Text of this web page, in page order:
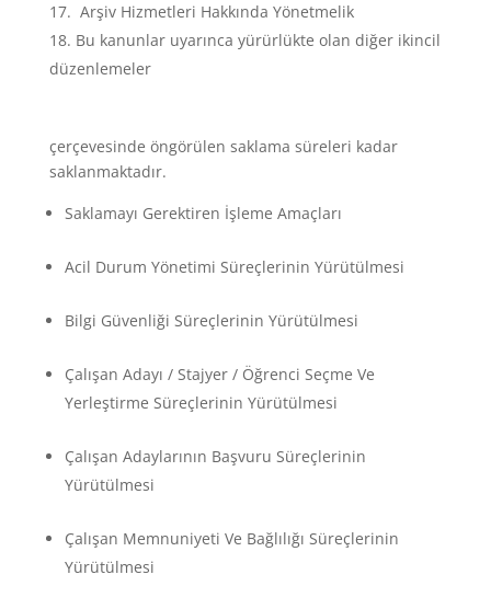
Arşiv Hizmetleri Hakkında Yönetmelik
Bu kanunlar uyarınca yürürlükte olan diğer ikincil
düzenlemeler
çerçevesinde öngörülen saklama süreleri kadar
saklanmaktadır.
Saklamayı Gerektiren İşleme Amaçları
Acil Durum Yönetimi Süreçlerinin Yürütülmesi
Bilgi Güvenliği Süreçlerinin Yürütülmesi
Çalışan Adayı / Stajyer / Öğrenci Seçme Ve
Yerleştirme Süreçlerinin Yürütülmesi
Çalışan Adaylarının Başvuru Süreçlerinin
Yürütülmesi
Çalışan Memnuniyeti Ve Bağlılığı Süreçlerinin
Yürütülmesi